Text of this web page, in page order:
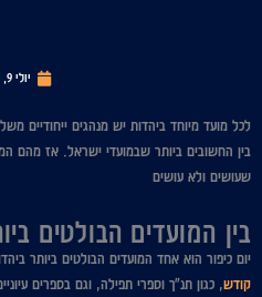
יולי 9, 2023
לכל מועד מיוחד ביהדות יש מנהגים ייחודיים
בין החשובים ביותר שבמועדי ישראל. אז מהם
שעושים ולא עושים
בין המועדים הבולטים
יום כיפור הוא אחד המועדים הבולטים ביותר
קודש, כגון תנ"ך וספרי תפילה, וגם בספרים